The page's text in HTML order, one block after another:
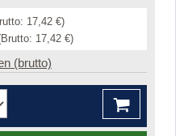
17,42 €)
17,42 €)
(brutto)